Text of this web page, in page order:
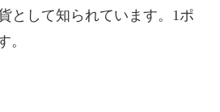
として知られています。1ポ
。